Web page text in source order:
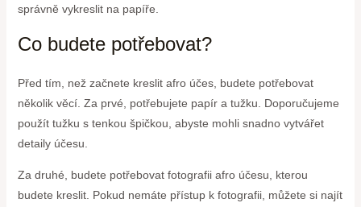
správně vykreslit na papíře.
Co budete potřebovat?
Před tím, než začnete kreslit afro účes, budete potřebovat
několik věcí. Za prvé, potřebujete papír a tužku. Doporučujeme
použít tužku s tenkou špičkou, abyste mohli snadno vytvářet
detaily účesu.
Za druhé, budete potřebovat fotografii afro účesu, kterou
budete kreslit. Pokud nemáte přístup k fotografii, můžete si najít